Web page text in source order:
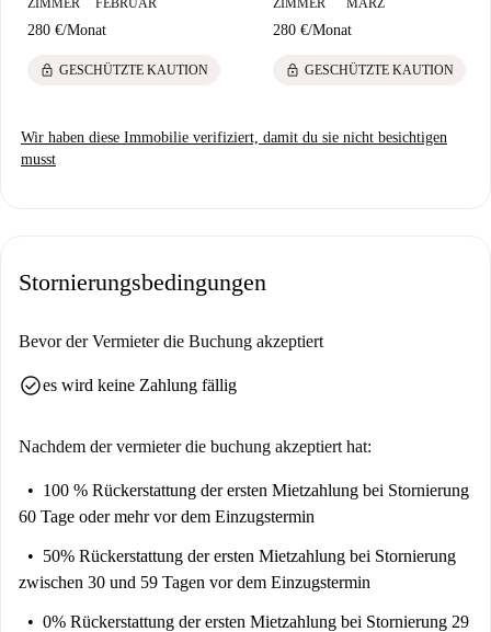
280 €/Monat
lock GESCHÜTZTE KAUTION
280 €/Monat
lock GESCHÜTZTE KAUTION
Wir haben diese Immobilie verifiziert, damit du sie nicht besichtigen
musst
Stornierungsbedingungen
Bevor der Vermieter die Buchung akzeptiert
check_circlees wird keine Zahlung fällig
Nachdem der vermieter die buchung akzeptiert hat:
100 % Rückerstattung der ersten Mietzahlung bei Stornierung
60 Tage oder mehr vor dem Einzugstermin
50% Rückerstattung der ersten Mietzahlung bei Stornierung
zwischen 30 und 59 Tagen vor dem Einzugstermin
0% Rückerstattung der ersten Mietzahlung bei Stornierung 29